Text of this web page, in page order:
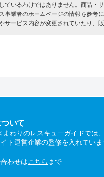
ているわけではありません。商品
事業者のホームページの情報を参
サービス内容が変更されていたり、
いて
わりのレスキューガイドでは
ト運営企業の監修を入れていま
わせはこちら まで